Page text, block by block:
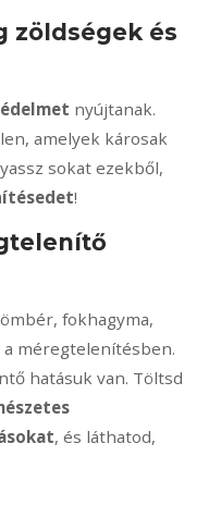
zöldségek és
nyújtanak.
amelyek károsak
sokat ezekből,
!
fokhagyma,
méregtelenítésben.
hatásuk van. Töltsd
, és láthatod,